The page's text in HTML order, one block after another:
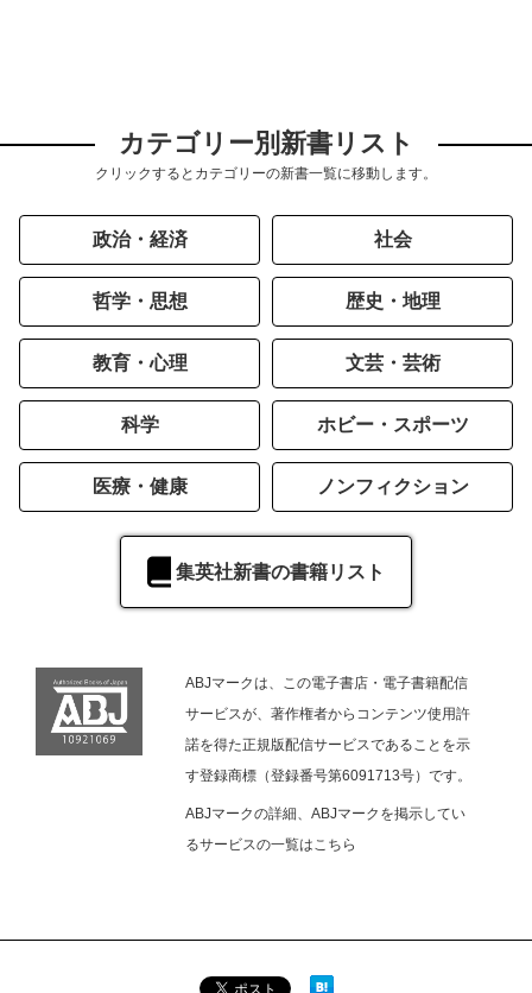
カテゴリー別新書リスト
クリックするとカテゴリーの新書一覧に移動します。
政治・経済 社会
哲学・思想 歴史・地理
教育・心理 文芸・芸術
科学 ホビー・スポーツ
医療・健康 ノンフィクション
集英社新書の書籍リスト
ABJマークは、この電子書店・電子書籍配信
サービスが、著作権者からコンテンツ使用許
諾を得た正規版配信サービスであることを示
す登録商標（登録番号第6091713号）です。
ABJマークの詳細、ABJマークを掲示してい
るサービスの一覧はこちら